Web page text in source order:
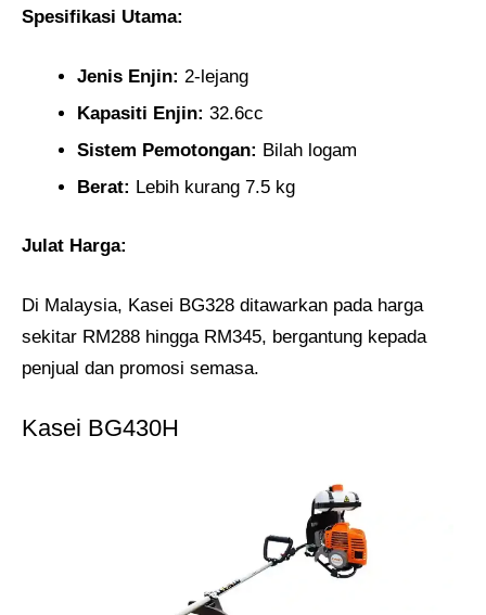
Spesifikasi Utama:
Jenis Enjin: 2-lejang
Kapasiti Enjin: 32.6cc
Sistem Pemotongan: Bilah logam
Berat: Lebih kurang 7.5 kg
Julat Harga:
Di Malaysia, Kasei BG328 ditawarkan pada harga
sekitar RM288 hingga RM345, bergantung kepada
penjual dan promosi semasa.
Kasei BG430H